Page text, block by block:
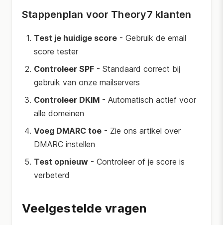
Stappenplan voor Theory7 klanten
Test je huidige score - Gebruik de email
score tester
Controleer SPF - Standaard correct bij
gebruik van onze mailservers
Controleer DKIM - Automatisch actief voor
alle domeinen
Voeg DMARC toe - Zie ons artikel over
DMARC instellen
Test opnieuw - Controleer of je score is
verbeterd
Veelgestelde vragen